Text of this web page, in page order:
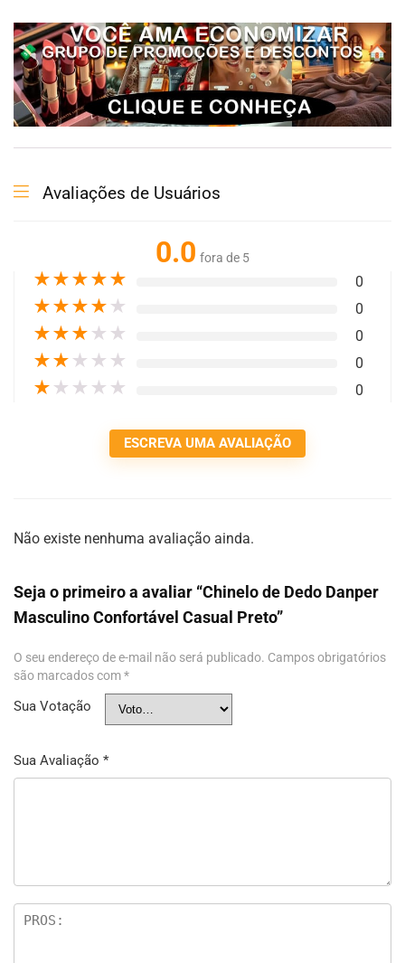
Avaliações de Usuários
0.0 fora de 5
★★★★★ 0
★★★★ ★ 0
★★★ ★ ★ 0
★★ ★ ★ ★ 0
★ ★ ★ ★ ★ 0
ESCREVA UMA AVALIAÇÃO
Não existe nenhuma avaliação ainda.
Seja o primeiro a avaliar “Chinelo de Dedo Danper
Masculino Confortável Casual Preto”
O seu endereço de e-mail não será publicado. Campos obrigatórios
são marcados com*
Sua Votação
Sua Avaliação *